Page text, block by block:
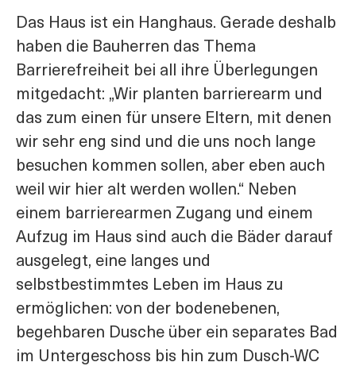
Das Haus ist ein Hanghaus. Gerade deshalb
haben die Bauherren das Thema
Barrierefreiheit bei all ihre Überlegungen
mitgedacht: „Wir planten barrierearm und
das zum einen für unsere Eltern, mit denen
wir sehr eng sind und die uns noch lange
besuchen kommen sollen, aber eben auch
weil wir hier alt werden wollen.“ Neben
einem barrierearmen Zugang und einem
Aufzug im Haus sind auch die Bäder darauf
ausgelegt, eine langes und
selbstbestimmtes Leben im Haus zu
ermöglichen: von der bodenebenen,
begehbaren Dusche über ein separates Bad
im Untergeschoss bis hin zum Dusch-WC